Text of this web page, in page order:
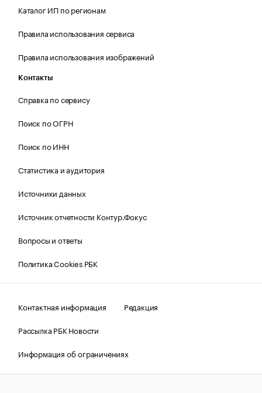
Каталог ИП по регионам
Правила использования сервиса
Правила использования изображений
Контакты
Справка по сервису
Поиск по ОГРН
Поиск по ИНН
Статистика и аудитория
Источники данных
Источник отчетности Контур.Фокус
Вопросы и ответы
Политика Cookies РБК
Контактная информация
Редакция
Рассылка РБК Новости
Информация об ограничениях
Правовая информация
О соблюдении авторских прав